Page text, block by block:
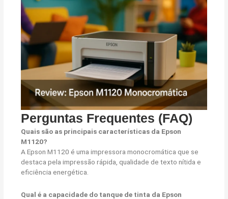
Perguntas Frequentes (FAQ)
Quais são as principais características da Epson
M1120?
A Epson M1120 é uma impressora monocromática que se
destaca pela impressão rápida, qualidade de texto nítida e
eficiência energética.
Qual é a capacidade do tanque de tinta da Epson